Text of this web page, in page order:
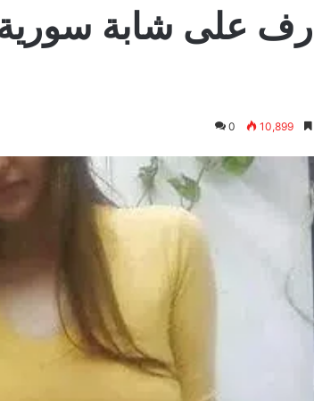
على شابة
0 10,899